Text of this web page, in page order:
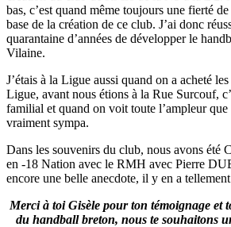
bas, c’est quand même toujours une fierté
base de la création de ce club. J’ai donc
quarantaine d’années de développer le
Vilaine.
J’étais à la Ligue aussi quand on a acheté
Ligue, avant nous étions à la Rue Surcouf,
familial et quand on voit toute l’ampleur que
vraiment sympa.
Dans les souvenirs du club, nous avons été
en -18 Nation avec le RMH avec Pierre
encore une belle anecdote, il y en a
Merci à toi Gisèle pour ton témoignage et
du handball breton, nous te souhaitons